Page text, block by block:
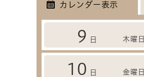
カレンダー表示
9 日 木曜日
10 日 金曜日